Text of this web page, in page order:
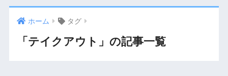
ホーム タグ
「テイクアウト」の記事一覧